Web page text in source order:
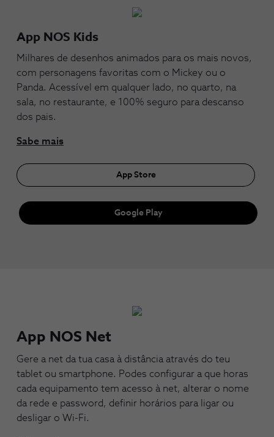
App NOS Kids
Milhares de desenhos animados para os mais novos,
com personagens favoritas com o Mickey ou o
Panda. Acessível em qualquer lado, no quarto, na
sala, no restaurante, e 100% seguro para descanso
dos pais.
Sabe mais
App Store
Google Play
App NOS Net
Gere a net da tua casa à distância através do teu
tablet ou smartphone. Podes configurar a que horas
cada equipamento tem acesso à net, alterar o nome
da rede e password, definir horários para ligar ou
desligar o Wi-Fi.